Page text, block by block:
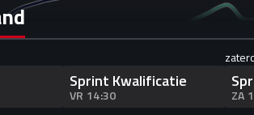
Sprint Kwalificatie
VR 14:30 ZA